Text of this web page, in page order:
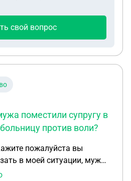
свой вопрос
поместили супругу в
против воли?
пожалуйста вы
в моей ситуации, муж
положил в